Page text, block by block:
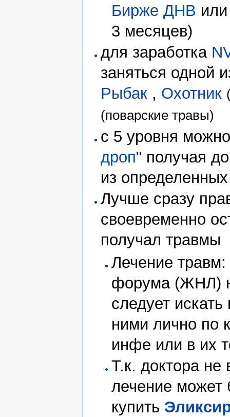
Бирже ДНВ
3 месяцев)
для заработка
заняться одной
Рыбак , Охотник
(поварские травы)
c 5 уровня
дроп" получая
из
Лучше сразу
своевременно
получал травмы
Лечение травм:
форума (ЖНЛ)
следует
ними лично по
инфе или в их
Т.к. доктора не
лечение может
купить